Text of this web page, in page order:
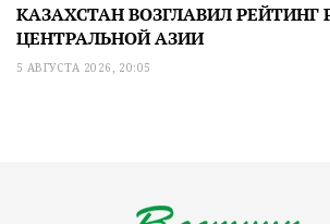
КАЗАХСТАН ВОЗГЛАВИЛ РЕЙТИНГ
ЦЕНТРАЛЬНОЙ АЗИИ
5 АВГУСТА 2026, 20:05